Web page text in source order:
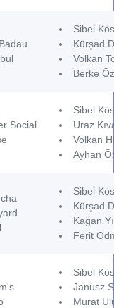
Sibel
Kürşad
Volkan
Berke
Social
Sibel
Uraz
Volkan
Ayhan
Sibel
Kürşad
Kağan
Ferit
Sibel
Janusz
Murat